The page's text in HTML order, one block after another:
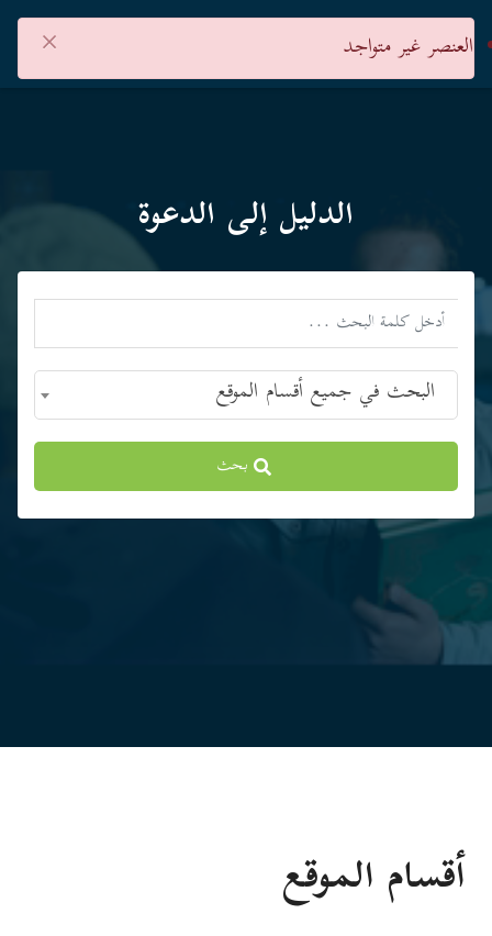
العنصر غير متواجد ×
الدليل إلى الدعوة
البحث في جميع أقسام الموقع
بحث
أقسام الموقع